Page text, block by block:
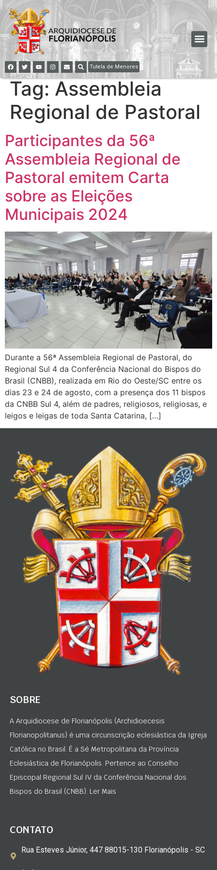
Tutela de Menores
Tag: Assembleia
Regional de Pastoral
Participantes da 56ª
Assembleia Regional de
Pastoral emitem Carta
sobre as Eleições
Municipais 2024
Durante a 56ª Assembleia Regional de Pastoral, do
Regional Sul 4 da Conferência Nacional do Bispos do
Brasil (CNBB), realizada em Rio do Oeste/SC entre os
dias 23 e 24 de agosto, com a presença dos 11 bispos
da CNBB Sul 4, além de padres, religiosos, religiosas, e
leigos e leigas de toda Santa Catarina, […]
SOBRE
A Arquidiocese de Florianópolis (Archidioecesis
Florianopolitanus) é uma circunscrição eclesiástica da Igreja
Católica no Brasil. É a Sé Metropolitana da Província
Eclesiástica de Florianópolis. Pertence ao Conselho
Episcopal Regional Sul IV da Conferência Nacional dos
Bispos do Brasil (CNBB). Ler Mais
CONTATO
Rua Esteves Júnior, 447 88015-130 Florianópolis - SC